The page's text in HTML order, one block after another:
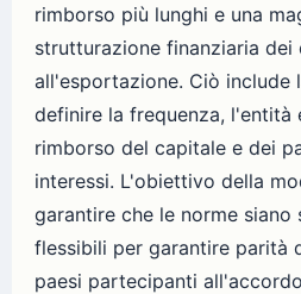
rimborso più lunghi e una
strutturazione finanziaria dei
all'esportazione. Ciò include
definire la frequenza, l'entità
rimborso del capitale e dei
interessi. L'obiettivo della
garantire che le norme siano
flessibili per garantire parità
paesi partecipanti